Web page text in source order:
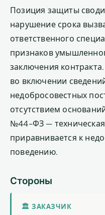
Позиция защиты
нарушение срока
ответственного
признаков
заключения
во включении
недобросовестных
отсутствием
№44-ФЗ —
приравнивается к
поведению.
Стороны
🏛 ЗАКАЗЧИК